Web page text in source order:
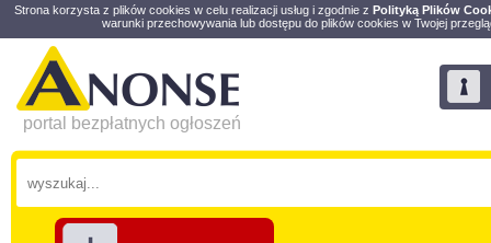
Strona korzysta z plików cookies w celu realizacji usług i zgodnie z Polityką Plików
warunki przechowywania lub dostępu do plików cookies w Twojej
portal bezpłatnych ogłoszeń